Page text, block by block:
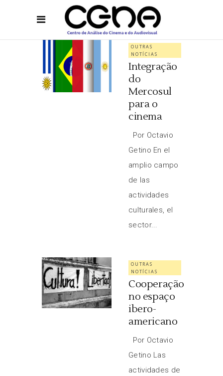
OUTRAS
NOTÍCIAS
Integração
do
Mercosul
para o
cinema
Por Octavio
Getino En el
amplio campo
de las
actividades
culturales, el
sector...
OUTRAS
NOTÍCIAS
Cooperação
no espaço
ibero-
americano
Por Octavio
Getino Las
actividades de